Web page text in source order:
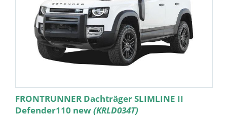
FRONTRUNNER Dachträger SLIMLINE II
Defender110 new(KRLD034T)